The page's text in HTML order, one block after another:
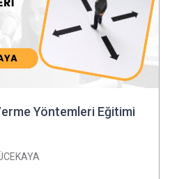
Yöntemleri Eğitimi